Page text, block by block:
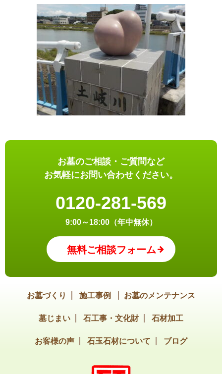
お墓のご相談・ご質問など
お気軽にお問い合わせください。
0120-281-569
9:00～18:00（年中無休）
無料ご相談フォーム
お墓づくり 施工事例 お墓のメンテナンス
墓じまい 石工事・文化財 石材加工
お客様の声 石玉石材について ブログ